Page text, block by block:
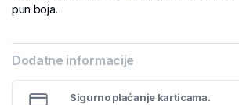
pun boja.
Dodatne informacije
Sigurno plaćanje karticama.